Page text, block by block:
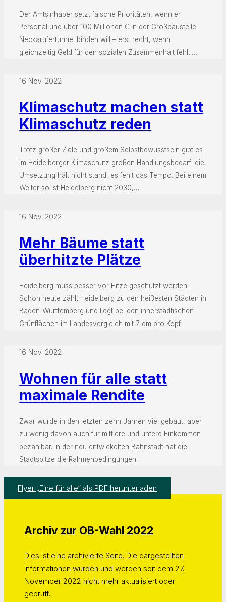
Der Amtsinhaber setzt falsche Prioritäten, wenn er
Personal und über 100 Millionen € in der Großbaustelle
Neckarufertunnel binden will – erst recht, wenn
gleichzeitig Geld für den sozialen Zusammenhalt fehlt.…
16 Nov. 2022
Klimaschutz machen statt
Klimaschutz reden
Trotz großer Ziele und großem Selbstbewusstsein gibt es
im Heidelberger Klimaschutz großen Handlungsbedarf: die
Umsetzung hält nicht stand, es fehlt das Tempo. Bei einem
Weiter so ist Heidelberg nicht 2030,…
16 Nov. 2022
Mehr Bäume statt
überhitzte Plätze
Heidelberg muss besser vor Hitze geschützt werden.
Schon heute zählt Heidelberg zu den heißesten Städten in
Baden-Württemberg und liegt bei den innerstädtischen
Grünflächen im Landesvergleich mit 7 qm pro Kopf…
16 Nov. 2022
Wohnen für alle statt
maximale Rendite
Zwar wurde in den letzten zehn Jahren viel gebaut, aber
zu wenig davon auch für mittlere und untere Einkommen
bezahlbar. In der neu entwickelten Bahnstadt hat die
Stadtspitze die Rahmenbedingungen…
Flyer „Eine für alle“ als PDF herunterladen
Archiv zur OB-Wahl 2022
Dies ist eine archivierte Seite. Die dargestellten
Informationen wurden und werden seit dem 27.
November 2022 nicht mehr aktualisiert oder
geprüft.